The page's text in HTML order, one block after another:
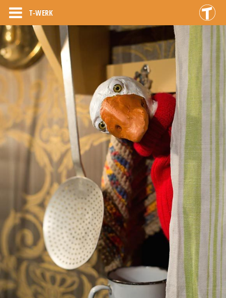
T-WERK